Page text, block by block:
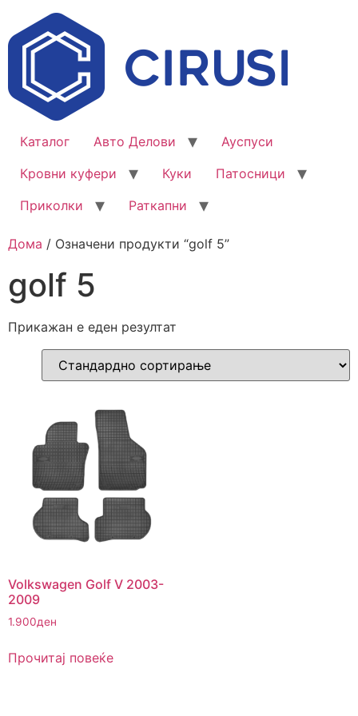
Каталог Авто Делови
Ауспуси
Кровни куфери
Куки
Патосници
Приколки
Раткапни
Дома / Означени продукти “golf 5”
golf 5
Прикажан е еден резултат
Volkswagen Golf V 2003-
2009
1.900ден
Прочитај повеќе